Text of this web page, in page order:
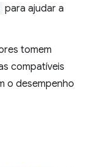
para ajudar a
tomem
compatíveis
o desempenho